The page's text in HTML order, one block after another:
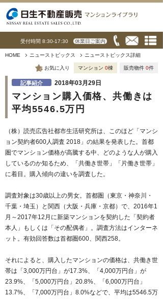
受付時間 8:30-17:30 休業日ご案内
HOME ニューストピックス ニューストピックス詳細
お気に入り マンション 0棟 販売物件 0件
記事紹介 2018年03月29日
マンション購入価格、共働きは
平均5546.5万円
（株）読売広告社都市生活研究所は、このほど「マンシ
ョン契約者600人調査 2018」の結果を発表した。首都
圏でマンション価格が高騰する中、どのような人が購入
しているのか知るため、「共働き世帯」「片働き世帯」
に着目。購入傾向の違いを調査した。
調査対象は30歳以上の男女。首都圏（東京・神奈川・
千葉・埼玉）と関西（大阪・兵庫・京都）で、2016年1
月～2017年12月に新築マンションを契約した「契約者
本人」もしくは「その配偶者」。調査方法はインターネ
ット。有効回答数は首都圏600、関西258。
それによると、購入したマンションの価格は、共働き世
帯は「3,000万円台」が17.3%、「4,000万円台」が
23.9%、「5,000万円台」20.8%、「6,000万円台」
13.7%、「7,000万円台」8.0%などで、平均は5546.5万